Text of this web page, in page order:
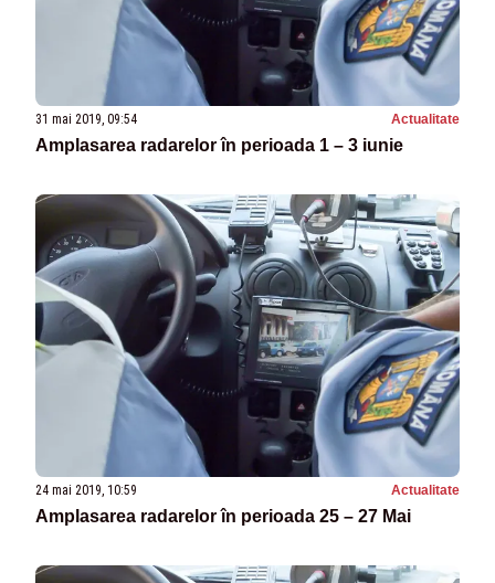
31 mai 2019, 09:54 Actualitate
Amplasarea radarelor în perioada 1 – 3 iunie
24 mai 2019, 10:59 Actualitate
Amplasarea radarelor în perioada 25 – 27 Mai